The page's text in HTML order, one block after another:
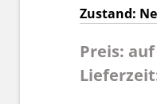
Zustand:
Preis: